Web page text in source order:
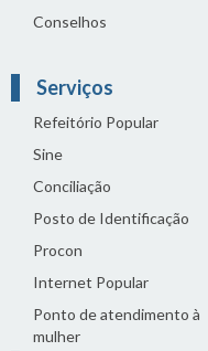
Conselhos
Serviços
Refeitório Popular
Sine
Conciliação
Posto de Identificação
Procon
Internet Popular
Ponto de atendimento à
mulher